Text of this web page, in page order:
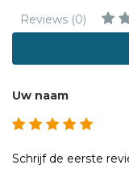
Reviews (0)
Uw naam
Schrijf de eerste